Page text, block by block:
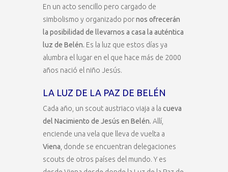
En un acto sencillo pero cargado de
simbolismo y organizado pornos ofrecerán
la posibilidad de llevarnos a casa la auténtica
luz de Belén. Es la luz que estos días ya
alumbra el lugar en el que hace más de 2000
años nació el niño Jesús.
LA LUZ DE LA PAZ DE BELÉN
Cada año, un scout austriaco viaja a la cueva
del Nacimiento de Jesús en Belén. Allí,
enciende una vela que lleva de vuelta a
Viena , donde se encuentran delegaciones
scouts de otros países del mundo. Y es